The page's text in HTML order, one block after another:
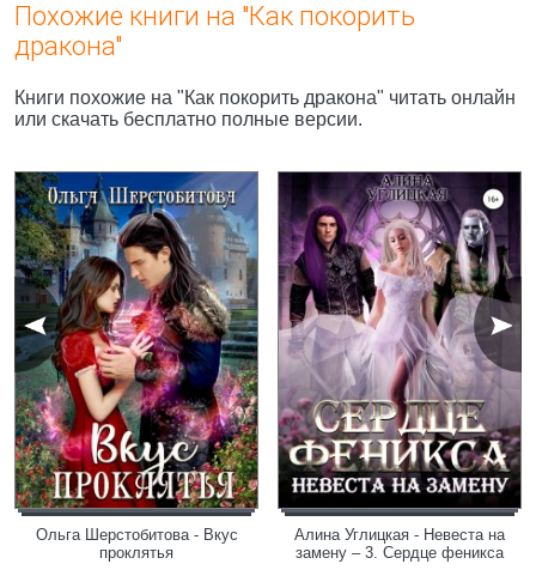
Похожие книги на "Как покорить
дракона"
Книги похожие на "Как покорить дракона" читать онлайн
или скачать бесплатно полные версии.
Ольга Шерстобитова - Вкус
проклятья
Алина Углицкая - Невеста на
замену – 3. Сердце феникса